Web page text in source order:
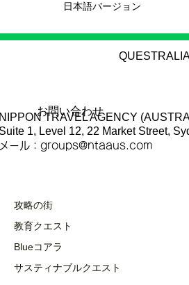
日本語バージョン
お問い合わせ
TRAVEL AGENCY
1, Level 12, 22 Market Street,
ール： groups@ntaaus.com
攻略の街
教育クエスト
Blueコアラ
サスティナブルクエスト